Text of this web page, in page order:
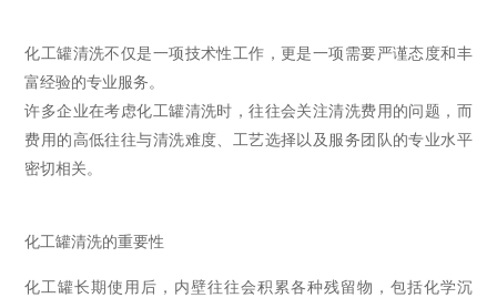
化工罐清洗不仅是一项技术性工作，更是一项需要严谨态度和丰
富经验的专业服务。
许多企业在考虑化工罐清洗时，往往会关注清洗费用的问题，而
费用的高低往往与清洗难度、工艺选择以及服务团队的专业水平
密切相关。
化工罐清洗的重要性
化工罐长期使用后，内壁往往会积累各种残留物，包括化学沉